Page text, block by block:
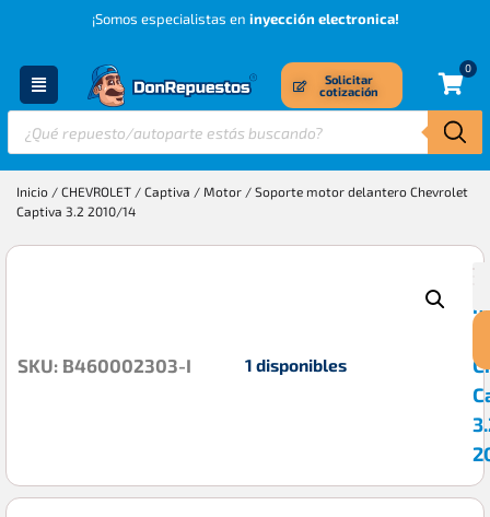
¡Somos especialistas en inyección electronica!
Solicitar
cotización
0
Inicio / CHEVROLET / Captiva / Motor / Soporte motor delantero Chevrolet
Captiva 3.2 2010/14
SKU: B460002303-I 1 disponibles